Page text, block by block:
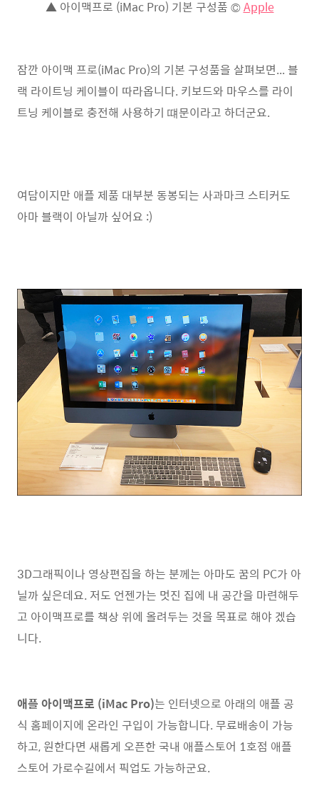
▲ 아이맥프로 (iMac Pro) 기본 구성품 ©️Apple
잠깐 아이맥 프로(iMac Pro)의 기본 구성품을 살펴보면... 블
랙 라이트닝 케이블이 따라옵니다. 키보드와 마우스를 라이
트닝 케이블로 충전해 사용하기 떄문이라고 하더군요.
여담이지만 애플 제품 대부분 동봉되는 사과마크 스티커도
아마 블랙이 아닐까 싶어요 :)
3D그래픽이나 영상편집을 하는 분께는 아마도 꿈의 PC가 아
닐까 싶은데요. 저도 언젠가는 멋진 집에 내 공간을 마련해두
고 아이맥프로를 책상 위에 올려두는 것을 목표로 해야 겠습
니다.
애플 아이맥프로 (iMac Pro)는 인터넷으로 아래의 애플 공
식 홈페이지에 온라인 구입이 가능합니다. 무료배송이 가능
하고, 원한다면 새롭게 오픈한 국내 애플스토어 1호점 애플
스토어 가로수길에서 픽업도 가능하군요.